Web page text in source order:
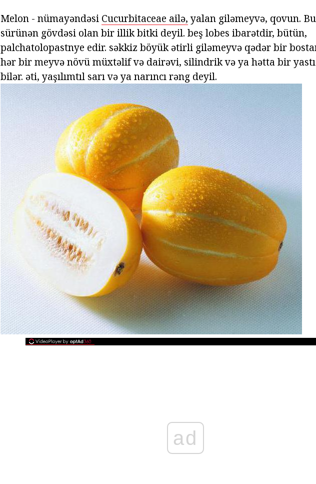
Melon - nümayəndəsi Cucurbitaceae ailə,yalan giləmeyvə, qovun.
sürünən gövdəsi olan bir illik bitki deyil. beş lobes ibarətdir, bütün,
palchatolopastnye edir. səkkiz böyük ətirli giləmeyvə qədər bir
hər bir meyvə növü müxtəlif və dairəvi, silindrik və ya hətta bir
bilər. əti, yaşılımtıl sarı və ya narıncı rəng deyil.
ad